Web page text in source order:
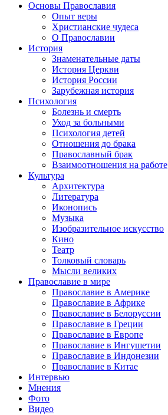
Основы Православия
Опыт веры
Христианские чудеса
О Православии
История
Знаменательные даты
История Церкви
История России
Зарубежная история
Психология
Болезнь и смерть
Уход за больными
Психология детей
Отношения до брака
Православный брак
Взаимоотношения на работе
Культура
Архитектура
Литература
Иконопись
Музыка
Изобразительное искусство
Кино
Театр
Толковый словарь
Мысли великих
Православие в мире
Православие в Америке
Православие в Африке
Православие в Белоруссии
Православие в Греции
Православие в Европе
Православие в Ингушетии
Православие в Индонезии
Православие в Китае
Интервью
Мнения
Фото
Видео